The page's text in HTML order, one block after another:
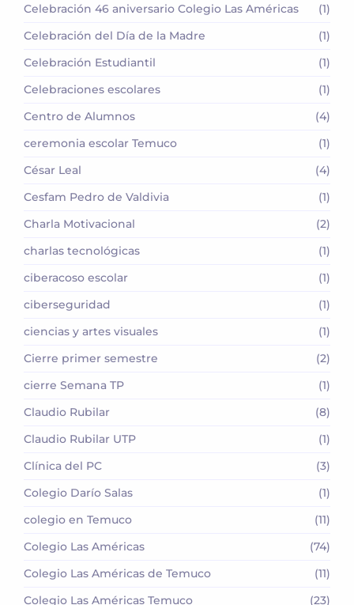
Celebración 46 aniversario Colegio Las Américas
(1)
Celebración del Día de la Madre
(1)
Celebración Estudiantil
(1)
Celebraciones escolares
(1)
Centro de Alumnos
(4)
ceremonia escolar Temuco
(1)
César Leal
(4)
Cesfam Pedro de Valdivia
(1)
Charla Motivacional
(2)
charlas tecnológicas
(1)
ciberacoso escolar
(1)
ciberseguridad
(1)
ciencias y artes visuales
(1)
Cierre primer semestre
(2)
cierre Semana TP
(1)
Claudio Rubilar
(8)
Claudio Rubilar UTP
(1)
Clínica del PC
(3)
Colegio Darío Salas
(1)
colegio en Temuco
(11)
Colegio Las Américas
(74)
Colegio Las Américas de Temuco
(11)
Colegio Las Américas Temuco
(23)